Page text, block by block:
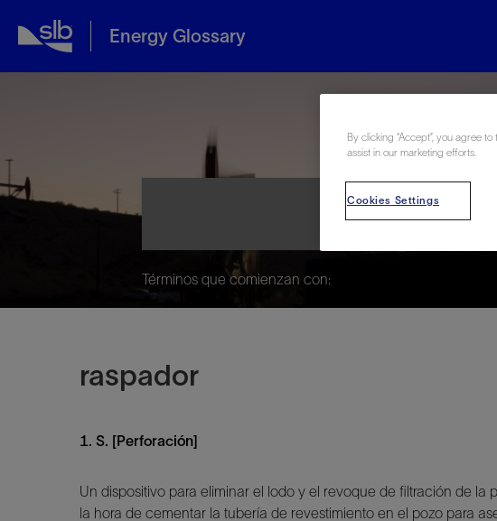
Energy Glossary
Energy
Términos que comienzan con:
raspador
1. S. [Perforación]
Un dispositivo para eliminar el lodo y el revoque de filtración de la
la hora de cementar la tubería de revestimiento en el pozo para
By clicking “Accept”, you agree
assist in our marketing efforts.
Cookies Settings